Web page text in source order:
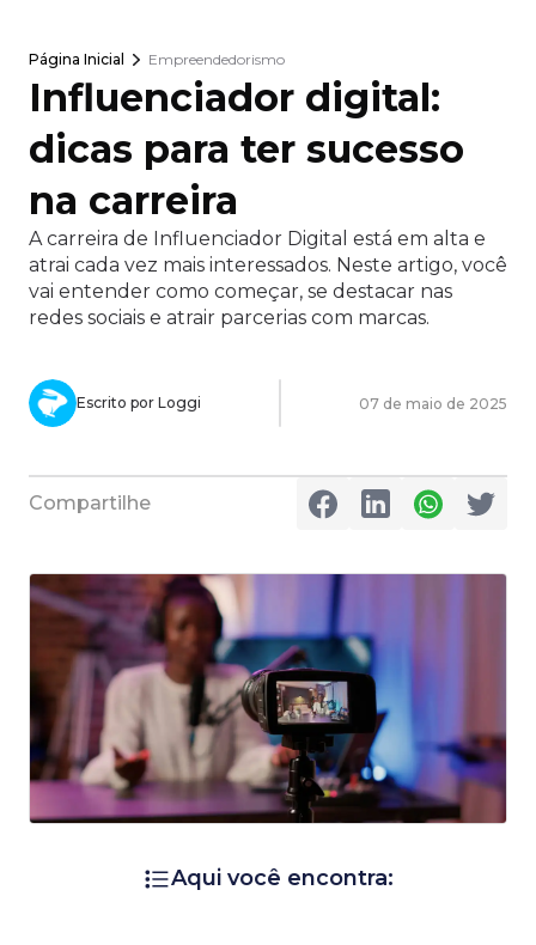
Página Inicial Empreendedorismo
Influenciador digital:
dicas para ter sucesso
na carreira
A carreira de Influenciador Digital está em alta e
atrai cada vez mais interessados. Neste artigo, você
vai entender como começar, se destacar nas
redes sociais e atrair parcerias com marcas.
Escrito por Loggi 07 de maio de 2025
Compartilhe
Aqui você encontra: